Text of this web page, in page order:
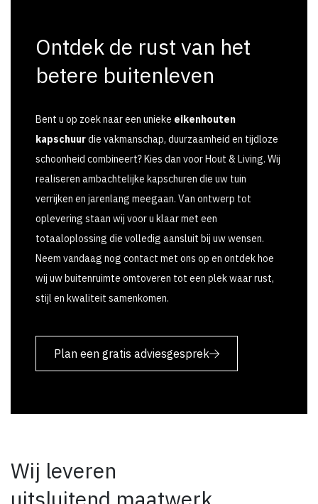
Ontdek de rust van het
betere buitenleven
Bent u op zoek naar een unieke eikenhouten
kapschuurdie vakmanschap, duurzaamheid en tijdloze
schoonheid combineert? Kies dan voor Hout & Living. Wij
realiseren ambachtelijke kapschuren die uw tuin
verrijken en jarenlang meegaan. Van ontwerp tot
oplevering staan wij voor u klaar met een
totaaloplossing die volledig aansluit bij uw wensen.
Neem vandaag nog contact met ons op en ontdek hoe
wij uw buitenruimte omtoveren tot een plek waar rust,
stijl en kwaliteit samenkomen.
Plan een gratis adviesgesprek
Wij leveren